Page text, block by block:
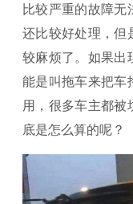
比较严重的故障无
还比较好处理，但
较麻烦了。如果出
能是叫拖车来把车
用，很多车主都被
底是怎么算的呢？